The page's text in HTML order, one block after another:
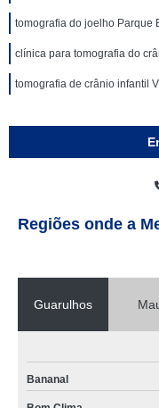
tomografia do joelho Parque
clínica para tomografia do
tomografia de crânio infantil
Regiões onde a
Guarulhos
Bananal